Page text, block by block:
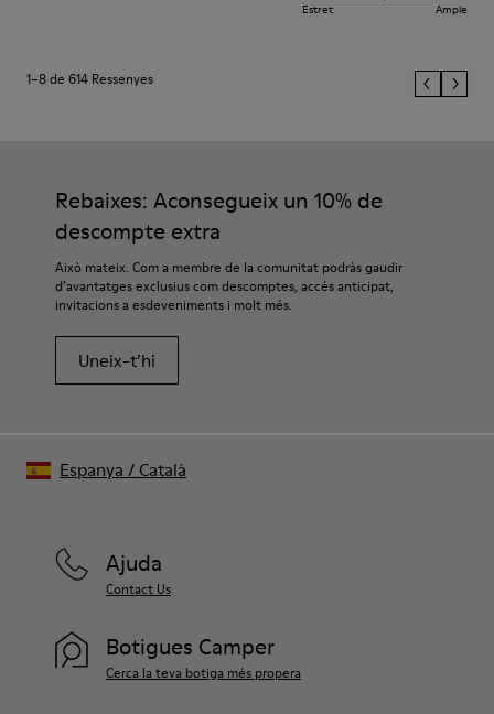
Estret Ample
1–8 de 614 Ressenyes
Rebaixes: Aconsegueix un 10% de
descompte extra
Això mateix. Com a membre de la comunitat podràs gaudir
d’avantatges exclusius com descomptes, accés anticipat,
invitacions a esdeveniments i molt més.
Uneix-t’hi
Ajuda
Contact Us
Botigues Camper
Cerca la teva botiga més propera
Espanya / Català